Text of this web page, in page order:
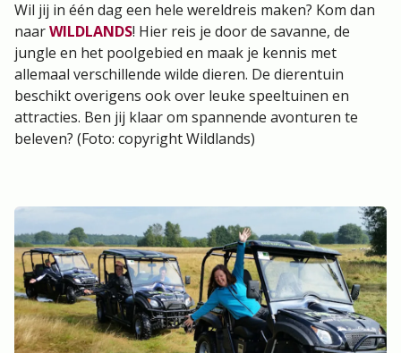
Wil jij in één dag een hele wereldreis maken? Kom dan
naarWILDLANDS! Hier reis je door de savanne, de
jungle en het poolgebied en maak je kennis met
allemaal verschillende wilde dieren. De dierentuin
beschikt overigens ook over leuke speeltuinen en
attracties. Ben jij klaar om spannende avonturen te
beleven? (Foto: copyright Wildlands)